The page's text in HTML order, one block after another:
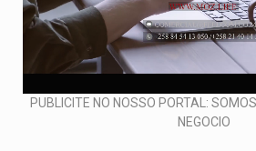
PUBLICITE NO NOSSO PORTAL:
NEGOCIO